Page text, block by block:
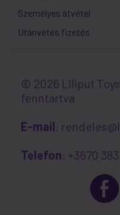
Személyes átvétel
Utánvétes fizetés
© 2026 Liliput
fenntartva
E-mail:
Telefon: +3670